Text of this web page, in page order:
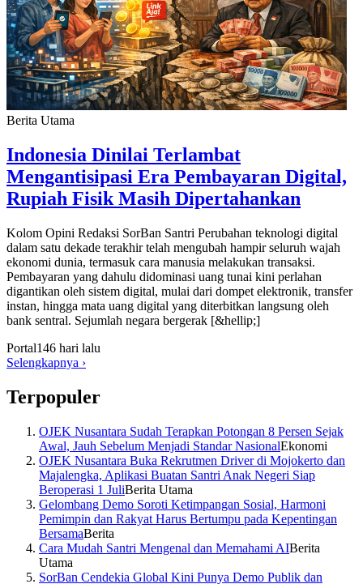
Berita Utama
Indonesia Dinilai Terlambat
Mengantisipasi Era Pembayaran Digital,
Rupiah Fisik Masih Dipertahankan
Kolom Opini Redaksi SorBan Santri Perubahan teknologi digital
dalam satu dekade terakhir telah mengubah hampir seluruh wajah
ekonomi dunia, termasuk cara manusia melakukan transaksi.
Pembayaran yang dahulu didominasi uang tunai kini perlahan
digantikan oleh sistem digital, mulai dari dompet elektronik, transfer
instan, hingga mata uang digital yang diterbitkan langsung oleh
bank sentral. Sejumlah negara bergerak [&hellip;]
Portal146 hari lalu
Selengkapnya ›
Terpopuler
OJEK Nusantara Sudah Terapkan Potongan 8 Persen Sejak
Awal, Jauh Sebelum Menjadi Standar NasionalEkonomi
OJEK Nusantara Buka Rekrutmen Driver di Mojokerto dan
Majalengka, Aplikasi Buatan Santri Anak Negeri Siap
Beroperasi 1 JuliBerita Utama
Gelombang Demo Soroti Ketimpangan Sosial, Harmoni
Pemimpin dan Rakyat Harus Bertumpu pada Kepentingan
BersamaBerita
Cara Mudah Santri Mengenal dan Memahami AIBerita
Utama
SorBan Cendekia Global Kini Punya Demo Publik dan